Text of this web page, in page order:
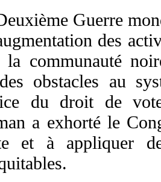
Guerre
des
la communauté
obstacles au
du droit de
a exhorté le
et à appliquer